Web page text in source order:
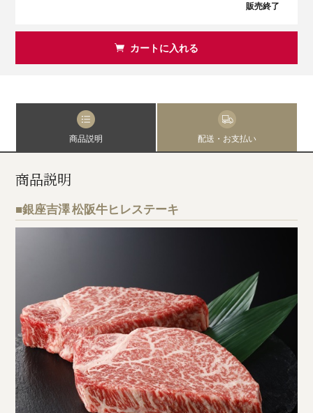
販売終了
カートに入れる
商品説明 配送・お支払い
商品説明
■銀座吉澤 松阪牛ヒレステーキ